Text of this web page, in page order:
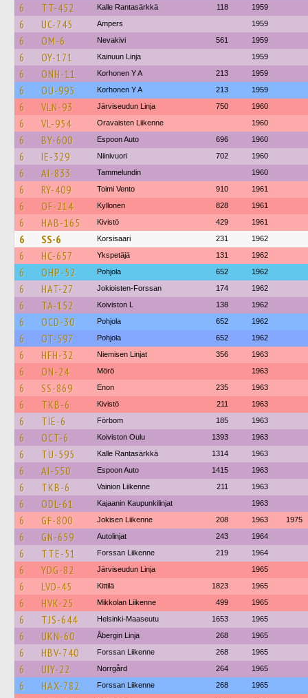
6 TT-452 Kalle Rantasärkkä 118 1959
6 UC-745 Ampers 1959
6 OM-6 Nevakivi 561 1959
6 OY-171 Kainuun Linja 1959
6 ONH-11 Korhonen Y A 213 1959
6 OU-995 Korhonen Y A 213 1959
6 VLN-93 Järviseudun Linja 750 1960
6 VL-954 Oravaisten Liikenne 1960
6 BY-600 Espoon Auto 696 1960
6 IE-329 Niinivuori 702 1960
6 AI-833 Tammelundin 1960
6 RY-409 Toimi Vento 910 1961
6 OF-214 Kyllonen 828 1961
6 HAB-165 Kivistö 429 1961
6 SS-6 Korsisaari 231 1962
6 HC-657 Ykspetäjä 131 1962
6 OHP-52 Pohjola 652 1962
6 HAT-27 Jokioisten-Forssan 174 1962
6 TA-152 Koiviston L 138 1962
6 OCD-30 Pohjola 652 1962
6 OT-597 Pohjola 652 1962
6 HFH-32 Niemisen Linjat 356 1963
6 ON-24 Mörö 1963
6 SS-869 Enon 235 1963
6 TKB-6 Kivistö 211 1963
6 TIE-6 Förbom 185 1963
6 OCT-6 Koiviston Oulu 1393 1963
6 TU-595 Kalle Rantasärkkä 1314 1963
6 AI-550 Espoon Auto 1415 1963
6 TKB-6 Vainion Liikenne 211 1963
6 ODL-61 Kajaanin Kaupunkilinjat 1963
6 GF-800 Jokisen Liikenne 208 1963 1975
6 GN-659 Autolinjat 243 1964
6 TTE-51 Forssan Liikenne 219 1964
6 YDG-82 Järviseudun Linja 1965
6 LVD-45 Kittilä 1823 1965
6 HVK-25 Mikkolan Liikenne 499 1965
6 TJS-644 Helsinki-Maaseutu 1653 1965
6 UKN-60 Åbergin Linja 268 1965
6 HBV-740 Forssan Liikenne 268 1965
6 UIY-22 Norrgård 264 1965
6 HAX-782 Forssan Liikenne 268 1965